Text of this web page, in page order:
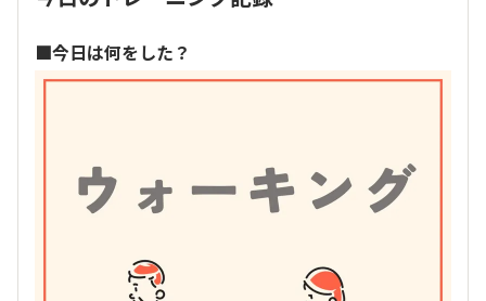
■今日は何をした？